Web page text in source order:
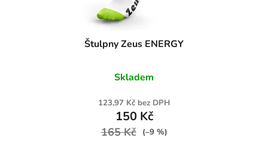
Štulpny Zeus ENERGY
Skladem
123,97 Kč bez DPH
150 Kč
165 Kč (–9 %)